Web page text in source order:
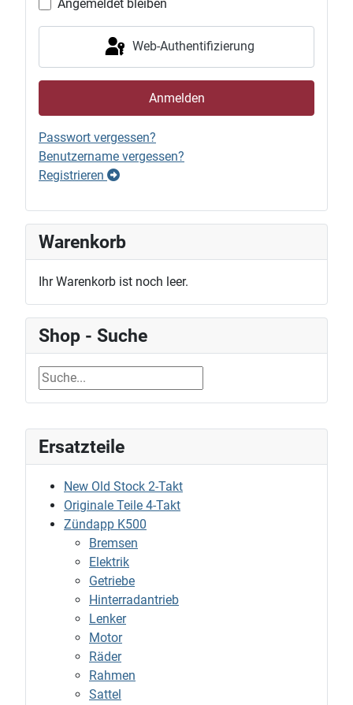
Ersatzteile
New Old Stock 2-Takt
Originale Teile 4-Takt
Zündapp K500
Bremsen
Elektrik
Getriebe
Hinterradantrieb
Lenker
Motor
Räder
Rahmen
Sattel
Angemeldet bleiben
Web-Authentifizierung
Anmelden
Passwort vergessen?
Benutzername vergessen?
Registrieren
Warenkorb
Ihr Warenkorb ist noch leer.
Shop - Suche